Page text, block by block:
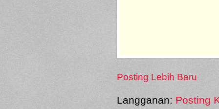
Posting Lebih Baru
Langganan: Posting